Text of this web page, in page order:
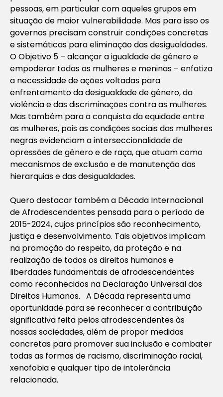
pessoas, em particular com aqueles grupos em
situação de maior vulnerabilidade. Mas para isso os
governos precisam construir condições concretas
e sistemáticas para eliminação das desigualdades.
O Objetivo 5 – alcançar a igualdade de gênero e
empoderar todas as mulheres e meninas – enfatiza
a necessidade de ações voltadas para
enfrentamento da desigualdade de gênero, da
violência e das discriminações contra as mulheres.
Mas também para a conquista da equidade entre
as mulheres, pois as condições sociais das mulheres
negras evidenciam a interseccionalidade de
opressões de gênero e de raça, que atuam como
mecanismos de exclusão e de manutenção das
hierarquias e das desigualdades.
Quero destacar também a Década Internacional
de Afrodescendentes pensada para o período de
2015-2024, cujos princípios são reconhecimento,
justiça e desenvolvimento. Tais objetivos implicam
na promoção do respeito, da proteção e na
realização de todos os direitos humanos e
liberdades fundamentais de afrodescendentes
como reconhecidos na Declaração Universal dos
Direitos Humanos. A Década representa uma
oportunidade para se reconhecer a contribuição
significativa feita pelos afrodescendentes às
nossas sociedades, além de propor medidas
concretas para promover sua inclusão e combater
todas as formas de racismo, discriminação racial,
xenofobia e qualquer tipo de intolerância
relacionada.